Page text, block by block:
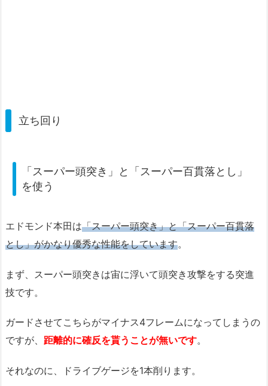
立ち回り
「スーパー頭突き」と「スーパー百貫落とし」
を使う
エドモンド本田は「スーパー頭突き」と「スーパー百貫落
とし」がかなり優秀な性能をしています。
まず、スーパー頭突きは宙に浮いて頭突き攻撃をする突進
技です。
ガードさせてこちらがマイナス4フレームになってしまうの
ですが、 距離的に確反を貰うことが無いです。
それなのに、ドライブゲージを1本削ります。